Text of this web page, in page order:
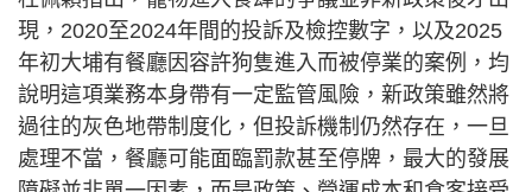
現，2020至2024年間的投訴及檢控數字，以及2025
年初大埔有餐廳因容許狗隻進入而被停業的案例，均
說明這項業務本身帶有一定監管風險，新政策雖然將
過往的灰色地帶制度化，但投訴機制仍然存在，一旦
處理不當，餐廳可能面臨罰款甚至停牌，最大的發展